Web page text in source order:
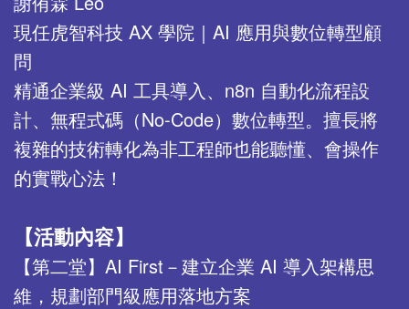
現任虎智科技 AX 學院｜AI 應用與數位轉型顧
問
精通企業級 AI 工具導入、n8n 自動化流程設
計、無程式碼（No-Code）數位轉型。擅長將
複雜的技術轉化為非工程師也能聽懂、會操作
的實戰心法！
【活動內容】
【第二堂】AI First－建立企業 AI 導入架構思
維，規劃部門級應用落地方案